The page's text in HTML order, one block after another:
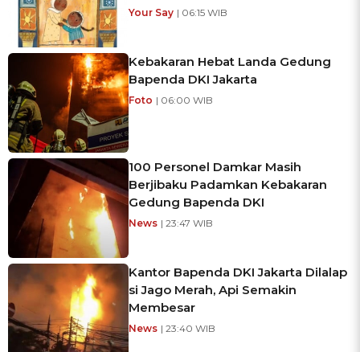
Your Say | 06:15 WIB
Kebakaran Hebat Landa Gedung
Bapenda DKI Jakarta
Foto | 06:00 WIB
100 Personel Damkar Masih
Berjibaku Padamkan Kebakaran
Gedung Bapenda DKI
News | 23:47 WIB
Kantor Bapenda DKI Jakarta Dilalap
si Jago Merah, Api Semakin
Membesar
News | 23:40 WIB